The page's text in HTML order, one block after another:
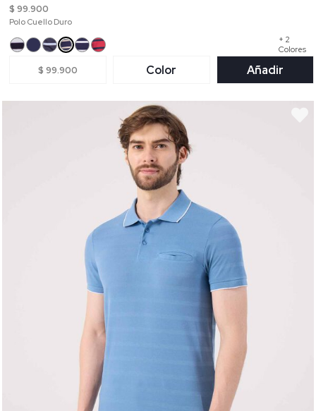
$ 99.900
Polo Cuello Duro
+ 2
Colores
$ 99.900 Color Añadir